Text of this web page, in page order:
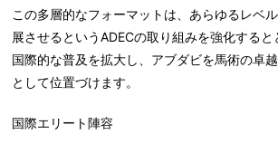
この多層的なフォーマットは、あらゆるレベ
展させるというADECの取り組みを強化する
国際的な普及を拡大し、アブダビを馬術の卓
として位置づけます。
国際エリート陣容